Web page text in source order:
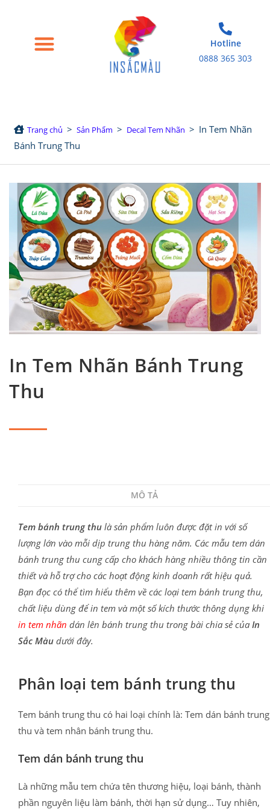
Hotline
0888 365 303
Trang chủ > Sản Phẩm > Decal Tem Nhãn > In Tem Nhãn
Bánh Trung Thu
In Tem Nhãn Bánh Trung
Thu
MÔ TẢ
Tem bánh trung thu là sản phẩm luôn được đặt in với số
lượng lớn vào mỗi dịp trung thu hàng năm. Các mẫu tem dán
bánh trung thu cung cấp cho khách hàng nhiều thông tin cần
thiết và hỗ trợ cho các hoạt động kinh doanh rất hiệu quả.
Bạn đọc có thể tìm hiểu thêm về các loại tem bánh trung thu,
chất liệu dùng để in tem và một số kích thước thông dụng khi
in tem nhãn dán lên bánh trung thu trong bài chia sẻ của In
Sắc Màu dưới đây.
Phân loại tem bánh trung thu
Tem bánh trung thu có hai loại chính là: Tem dán bánh trung
thu và tem nhân bánh trung thu.
Tem dán bánh trung thu
Là những mẫu tem chứa tên thương hiệu, loại bánh, thành
phần nguyên liệu làm bánh, thời hạn sử dụng… Tuy nhiên,